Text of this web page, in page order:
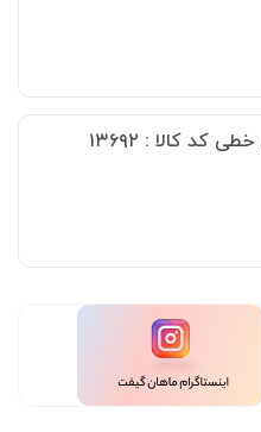
کد کالا : ۱۳۶۹۲